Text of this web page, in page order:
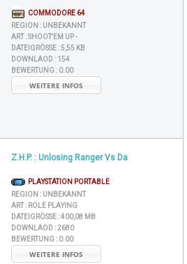
COMMODORE 64
REGION : UNBEKANNT
ART :SHOOT'EM UP -
DATEIGRÖSSE : 5,55 KB
DOWNLAOD : 154
BEWERTUNG : 0.00
WEITERE INFOS
Z.H.P. : Unlosing Ranger Vs Da
PLAYSTATION PORTABLE
REGION : UNBEKANNT
ART : ROLE PLAYING
DATEIGRÖSSE : 400,08 MB
DOWNLAOD :2680
BEWERTUNG : 0.00
WEITERE INFOS